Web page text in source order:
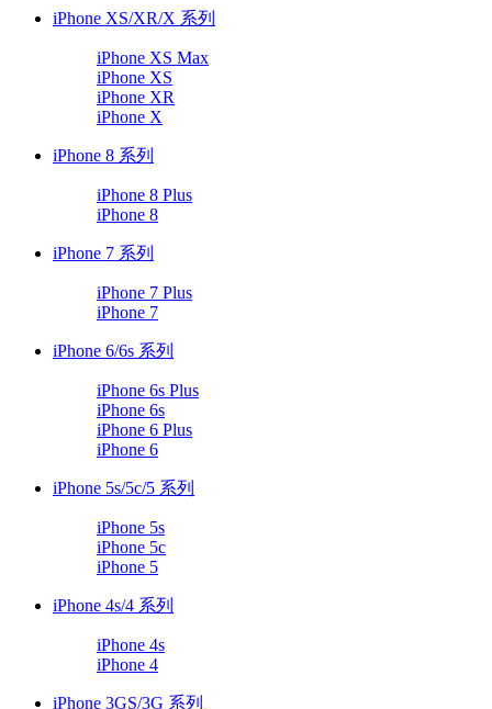
iPhone XS/XR/X 系列
iPhone XS Max
iPhone XS
iPhone XR
iPhone X
iPhone 8 系列
iPhone 8 Plus
iPhone 8
iPhone 7 系列
iPhone 7 Plus
iPhone 7
iPhone 6/6s 系列
iPhone 6s Plus
iPhone 6s
iPhone 6 Plus
iPhone 6
iPhone 5s/5c/5 系列
iPhone 5s
iPhone 5c
iPhone 5
iPhone 4s/4 系列
iPhone 4s
iPhone 4
iPhone 3GS/3G 系列